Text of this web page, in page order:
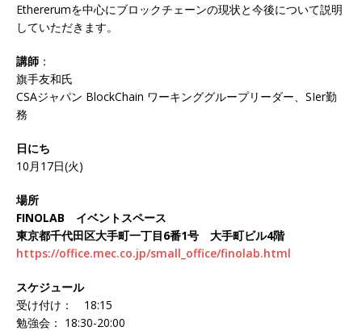
Ethererumを中心にブロックチェーンの現状と今後について説明
していただきます。
講師 ：
旗手友和氏
CSAジャパン BlockChain ワーキンググループリーダー、SIer勤
務
日にち
10月17日(火)
場所
FINOLAB イベントスペース
東京都千代田区大手町一丁目6番1号 大手町ビル4階
https://office.mec.co.jp/small_office/finolab.html
スケジュール
受け付け： 18:15
勉強会： 18:30-20:00